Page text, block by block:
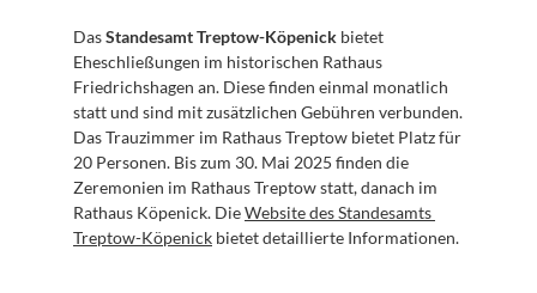
Das Standesamt Treptow-Köpenick bietet
Eheschließungen im historischen Rathaus
Friedrichshagen an. Diese finden einmal monatlich
statt und sind mit zusätzlichen Gebühren verbunden.
Das Trauzimmer im Rathaus Treptow bietet Platz für
20 Personen. Bis zum 30. Mai 2025 finden die
Zeremonien im Rathaus Treptow statt, danach im
Rathaus Köpenick. Die Website des Standesamts
Treptow-Köpenick bietet detaillierte Informationen.